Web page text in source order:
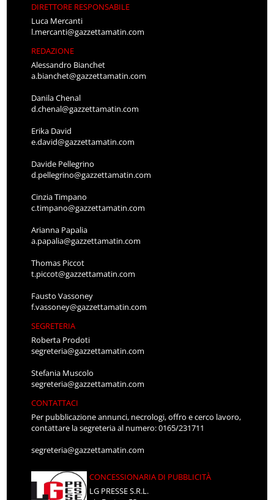
DIRETTORE RESPONSABILE
Luca Mercanti
l.mercanti@gazzettamatin.com
REDAZIONE
Alessandro Bianchet
a.bianchet@gazzettamatin.com
Danila Chenal
d.chenal@gazzettamatin.com
Erika David
e.david@gazzettamatin.com
Davide Pellegrino
d.pellegrino@gazzettamatin.com
Cinzia Timpano
c.timpano@gazzettamatin.com
Arianna Papalia
a.papalia@gazzettamatin.com
Thomas Piccot
t.piccot@gazzettamatin.com
Fausto Vassoney
f.vassoney@gazzettamatin.com
SEGRETERIA
Roberta Prodoti
segreteria@gazzettamatin.com
Stefania Muscolo
segreteria@gazzettamatin.com
CONTATTACI
Per pubblicazione annunci, necrologi, offro e cerco lavoro,
contattare la segreteria al numero: 0165/231711
segreteria@gazzettamatin.com
CONCESSIONARIA DI PUBBLICITÀ
LG PRESSE S.R.L.